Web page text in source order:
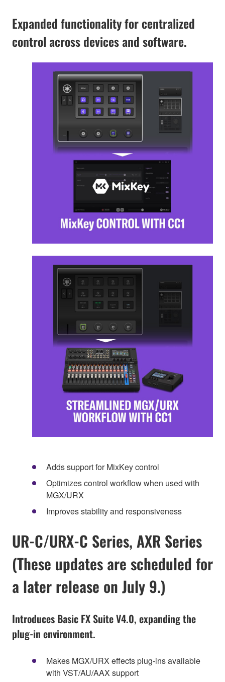
Expanded functionality for centralized
control across devices and software.
Adds support for MixKey control
Optimizes control workflow when used with
MGX/URX
Improves stability and responsiveness
UR-C/URX-C Series, AXR Series
(These updates are scheduled for
a later release on July 9.)
Introduces Basic FX Suite V4.0, expanding the
plug-in environment.
Makes MGX/URX effects plug-ins available
with VST/AU/AAX support